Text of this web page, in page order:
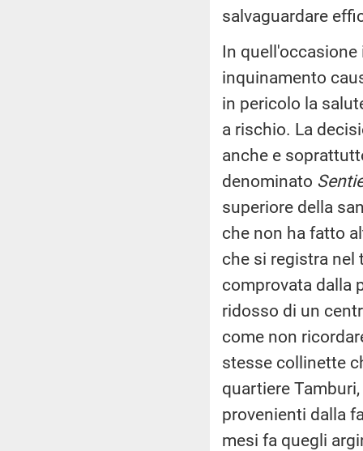
salvaguardare
In
inquinamento
in pericolo la
a rischio. La
anche e
denominato
superiore della
che non ha fatto
che si registra nel
comprovata dalla
ridosso di un
come non
stesse collinette
quartiere
provenienti dalla
mesi fa quegli